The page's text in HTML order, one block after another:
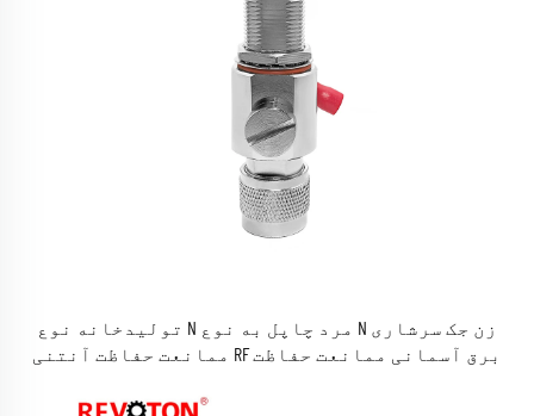
تولیدخانه نوع N مرد چاپل به نوع N زن جک سرشاری
ممانعت حفاظت آنتنی RF برق آسمانی ممانعت حفاظت